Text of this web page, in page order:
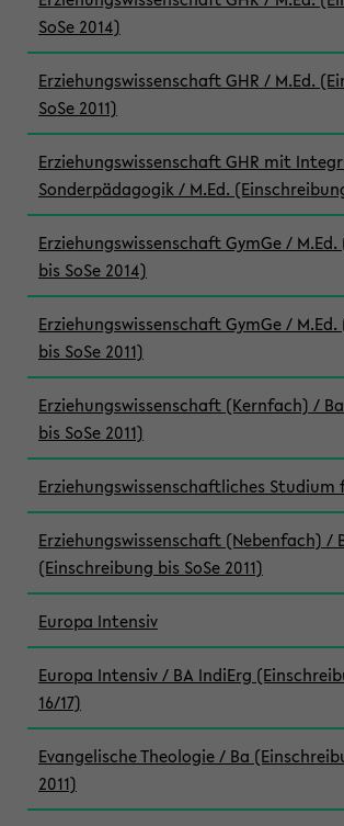
SoSe 2014)
Erziehungswissenschaft GHR / M.Ed.
SoSe 2011)
Erziehungswissenschaft GHR mit
Sonderpädagogik / M.Ed.
Erziehungswissenschaft GymGe /
bis SoSe 2014)
Erziehungswissenschaft GymGe /
bis SoSe 2011)
Erziehungswissenschaft (Kernfach) /
bis SoSe 2011)
Erziehungswissenschaftliches
Erziehungswissenschaft (Nebenfach) /
(Einschreibung bis SoSe 2011)
Europa Intensiv
Europa Intensiv / BA IndiErg
16/17)
Evangelische Theologie / Ba
2011)